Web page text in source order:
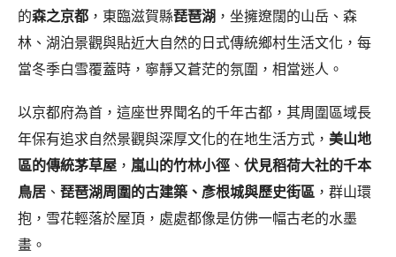
的森之京都 ，東臨滋賀縣琵琶湖 ，坐擁遼闊的山岳、森
林、湖泊景觀與貼近大自然的日式傳統鄉村生活文化，每
當冬季白雪覆蓋時，寧靜又蒼茫的氛圍，相當迷人。
以京都府為首，這座世界聞名的千年古都，其周圍區域長
年保有追求自然景觀與深厚文化的在地生活方式， 美山地
區的傳統茅草屋 ， 嵐山的竹林小徑 、 伏見稻荷大社的千本
鳥居 、 琵琶湖周圍的古建築、彥根城與歷史街區 ，群山環
抱，雪花輕落於屋頂，處處都像是仿佛一幅古老的水墨
畫。